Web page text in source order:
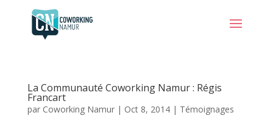
La Communauté Coworking Namur : Régis
Francart
par Coworking Namur| Oct 8, 2014| Témoignages